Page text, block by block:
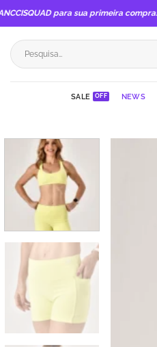
Skip
to
content
para sua primeira compra!
Pesquisar
por:
SALE NEWS